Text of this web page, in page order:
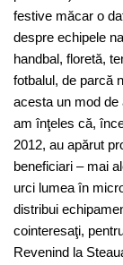
festive măcar o
despre echipele
handbal, floretă,
fotbalul, de parcă
acesta un mod de
am înţeles că,
2012, au apărut
beneficiari – mai
urci lumea în
distribui
cointeresaţi,
Revenind la